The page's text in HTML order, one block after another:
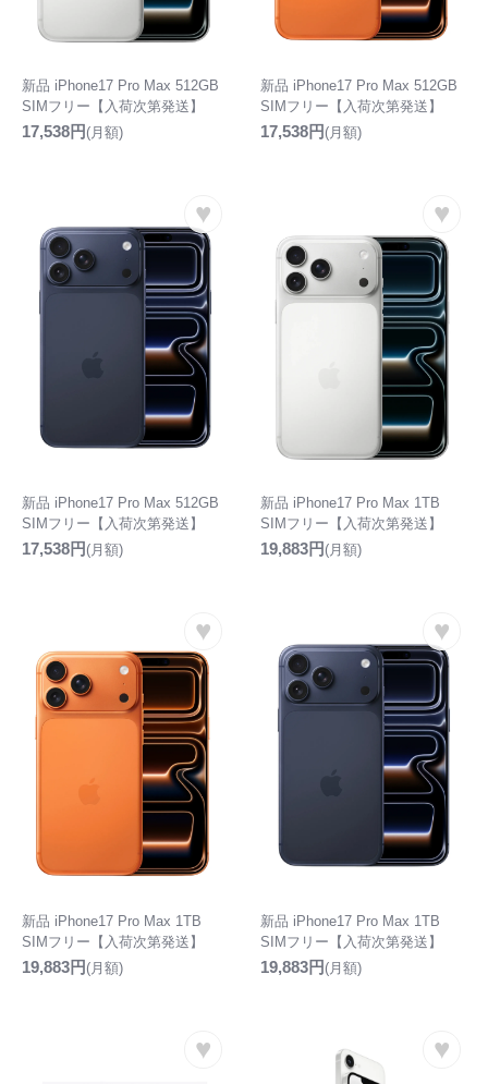
新品 iPhone17 Pro Max 512GB
SIMフリー【入荷次第発送】
17,538円(月額)
新品 iPhone17 Pro Max 512GB
SIMフリー【入荷次第発送】
17,538円(月額)
♥
新品 iPhone17 Pro Max 512GB
SIMフリー【入荷次第発送】
17,538円(月額)
♥
新品 iPhone17 Pro Max 1TB
SIMフリー【入荷次第発送】
19,883円(月額)
♥
新品 iPhone17 Pro Max 1TB
SIMフリー【入荷次第発送】
19,883円(月額)
♥
新品 iPhone17 Pro Max 1TB
SIMフリー【入荷次第発送】
19,883円(月額)
♥ ♥